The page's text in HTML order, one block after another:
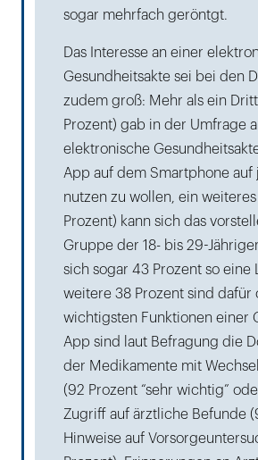
sogar mehrfach geröntgt.
Das Interesse an einer
Gesundheitsakte sei bei den
zudem groß: Mehr als ein
Prozent) gab in der Umfrage
elektronische
App auf dem Smartphone auf
nutzen zu wollen, ein
Prozent) kann sich das
Gruppe der 18- bis 29-
sich sogar 43 Prozent so eine
weitere 38 Prozent sind dafür
wichtigsten Funktionen einer
App sind laut Befragung die
der Medikamente mit
(92 Prozent “sehr wichtig”
Zugriff auf ärztliche Befunde
Hinweise auf